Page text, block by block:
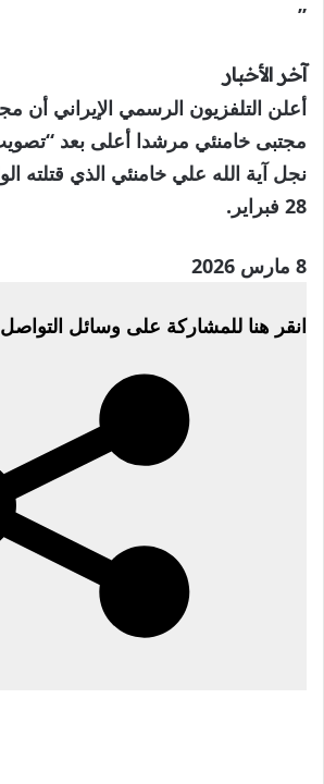
”
آخر الأخبار
أعلن التلفزيون الرسمي الإيراني أن
مجتبى خامنئي مرشدا أعلى بعد
نجل آية الله علي خامنئي الذي قتلته
28 فبراير.
تم
في
8 مارس 2026
انقر هنا للمشاركة على وسائل